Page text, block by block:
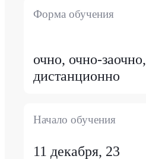
Форма обучения
очно, очно-заочно,
дистанционно
Начало обучения
11 декабря, 23